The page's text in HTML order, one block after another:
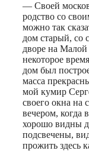
— Своей
родство со
можно так
дом старый, со
дворе на Малой
некоторое
дом был
масса
мой кумир
своего окна на
вечером, когда
хорошо видны
подсвечены,
прожить здесь